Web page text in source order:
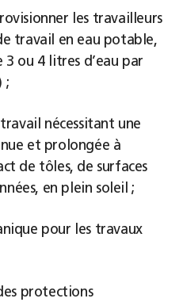
les travailleurs
travail en eau potable,
ou 4 litres d’eau par
;
nécessitant une
et prolongée à
de tôles, de surfaces
en plein soleil ;
pour les travaux
protections